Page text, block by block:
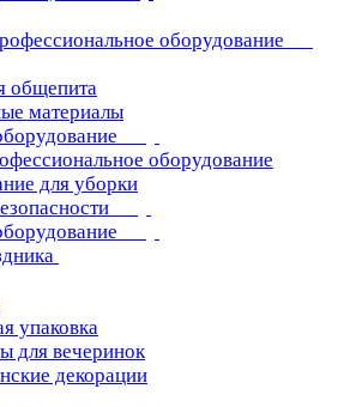
оборудование
общепита
материалы
оборудование
для уборки
упаковка
для вечеринок
декорации